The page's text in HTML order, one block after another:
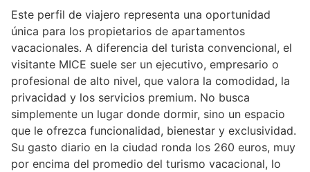
Este perfil de viajero representa una oportunidad
única para los propietarios de apartamentos
vacacionales. A diferencia del turista convencional, el
visitante MICE suele ser un ejecutivo, empresario o
profesional de alto nivel, que valora la comodidad, la
privacidad y los servicios premium. No busca
simplemente un lugar donde dormir, sino un espacio
que le ofrezca funcionalidad, bienestar y exclusividad.
Su gasto diario en la ciudad ronda los 260 euros, muy
por encima del promedio del turismo vacacional, lo